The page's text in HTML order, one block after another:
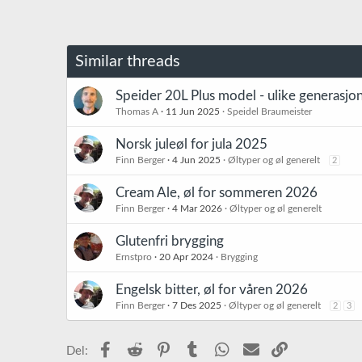
Similar threads
Speider 20L Plus model - ulike
Thomas A 11 Jun 2025 Speidel Braumeister
Norsk juleøl for jula 2025
Finn Berger 4 Jun 2025 Øltyper og øl generelt 2
Cream Ale, øl for sommeren 2026
Finn Berger 4 Mar 2026 Øltyper og øl generelt
Glutenfri brygging
Ernstpro 20 Apr 2024 Brygging
Engelsk bitter, øl for våren 2026
Finn Berger 7 Des 2025 Øltyper og øl generelt 2 3
Del: Facebook
Reddit PinterestTumblr WhatsApp
E-post